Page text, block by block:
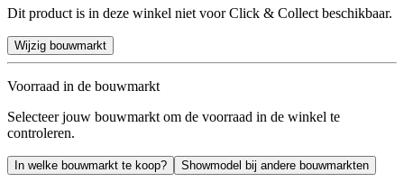
Dit product is in deze winkel niet voor Click & Collect beschikbaar.
Wijzig bouwmarkt
Voorraad in de bouwmarkt
Selecteer jouw bouwmarkt om de voorraad in de winkel te
controleren.
In welke bouwmarkt te koop? Showmodel bij andere bouwmarkten